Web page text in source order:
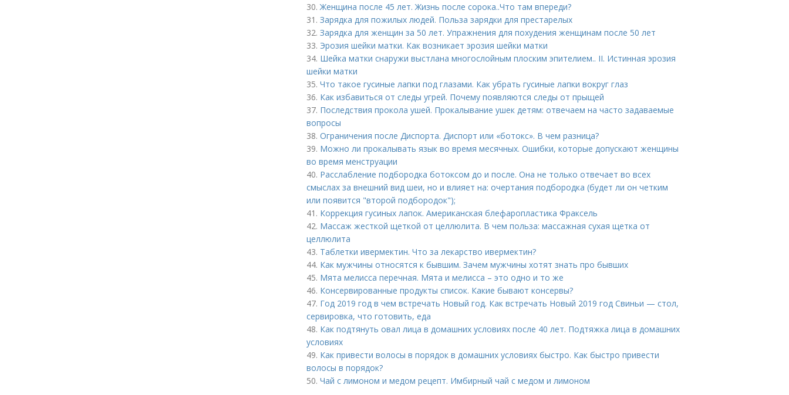
30.Женщина после 45 лет. Жизнь после сорока..Что там впереди?
31. Зарядка для пожилых людей. Польза зарядки для престарелых
32. Зарядка для женщин за 50 лет. Упражнения для похудения женщинам после 50 лет
33. Эрозия шейки матки. Как возникает эрозия шейки матки
34. Шейка матки снаружи выстлана многослойным плоским эпителием.. II. Истинная эрозия
шейки матки
35. Что такое гусиные лапки под глазами. Как убрать гусиные лапки вокруг глаз
36. Как избавиться от следы угрей. Почему появляются следы от прыщей
37. Последствия прокола ушей. Прокалывание ушек детям: отвечаем на часто задаваемые
вопросы
38. Ограничения после Диспорта. Диспорт или «ботокс». В чем разница?
39. Можно ли прокалывать язык во время месячных. Ошибки, которые допускают женщины
во время менструации
40. Расслабление подбородка ботоксом до и после. Она не только отвечает во всех
смыслах за внешний вид шеи, но и влияет на: очертания подбородка (будет ли он четким
или появится "второй подбородок");
41. Коррекция гусиных лапок. Американская блефаропластика Фраксель
42. Массаж жесткой щеткой от целлюлита. В чем польза: массажная сухая щетка от
целлюлита
43. Таблетки ивермектин. Что за лекарство ивермектин?
44. Как мужчины относятся к бывшим. Зачем мужчины хотят знать про бывших
45. Мята мелисса перечная. Мята и мелисса – это одно и то же
46. Консервированные продукты список. Какие бывают консервы?
47. Год 2019 год в чем встречать Новый год. Как встречать Новый 2019 год Свиньи — стол,
сервировка, что готовить, еда
48. Как подтянуть овал лица в домашних условиях после 40 лет. Подтяжка лица в домашних
условиях
49. Как привести волосы в порядок в домашних условиях быстро. Как быстро привести
волосы в порядок?
50. Чай с лимоном и медом рецепт. Имбирный чай с медом и лимоном